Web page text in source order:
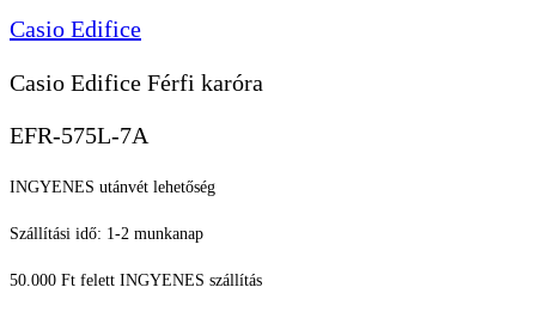
Casio Edifice
Casio Edifice Férfi karóra
EFR-575L-7A
INGYENES utánvét lehetőség
Szállítási idő: 1-2 munkanap
50.000 Ft felett INGYENES szállítás